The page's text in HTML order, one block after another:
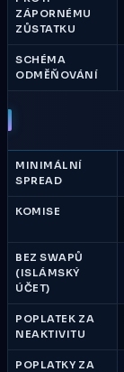
ZÁPORNÉMU
ZŮSTATKU
SCHÉMA
ODMĚŇOVÁNÍ
MINIMÁLNÍ
SPREAD
KOMISE
BEZ SWAPŮ
(ISLÁMSKÝ
ÚČET)
POPLATEK ZA
NEAKTIVITU
POPLATKY ZA